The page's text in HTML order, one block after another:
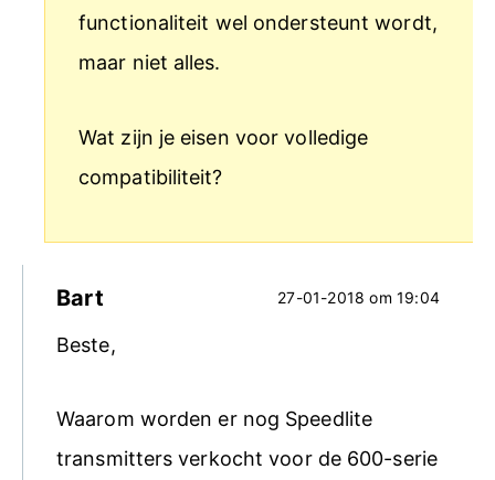
functionaliteit wel ondersteunt wordt,
maar niet alles.
Wat zijn je eisen voor volledige
compatibiliteit?
Bart 27-01-2018 om 19:04
Beste,
Waarom worden er nog Speedlite
transmitters verkocht voor de 600-serie